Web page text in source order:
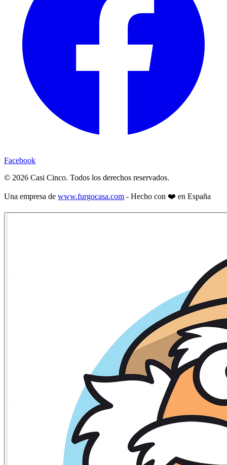
Facebook
© 2026 Casi Cinco. Todos los derechos reservados.
Una empresa de www.furgocasa.com - Hecho con ❤️ en España